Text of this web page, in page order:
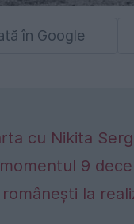
în Google
cu Nikita
9
la